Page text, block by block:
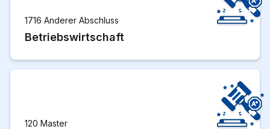
1716 Anderer Abschluss
Betriebswirtschaft
120 Master